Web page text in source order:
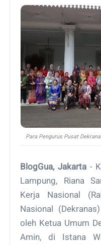
Para Pengurus Pusat
BlogGua, Jakarta -
Lampung, Riana
Kerja Nasional
Nasional
oleh Ketua Umum
Amin, di Istana